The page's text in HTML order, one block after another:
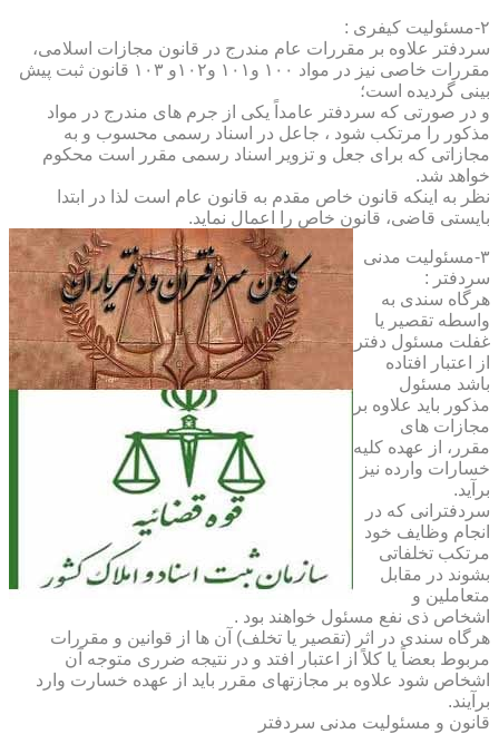
۲-مسئولیت کیفری :
سردفتر علاوه بر مقررات عام مندرج در قانون مجازات اسلامی،
مقررات خاصی نیز در مواد ۱۰۰ و۱۰۱ و۱۰۲و ۱۰۳ قانون ثبت پیش
بینی گردیده است؛
و در صورتی که سردفتر عامداً یکی از جرم های مندرج در مواد
مذکور را مرتکب شود ، جاعل در اسناد رسمی محسوب و به
مجازاتی که برای جعل و تزویر اسناد رسمی مقرر است محکوم
خواهد شد.
نظر به اینکه قانون خاص مقدم به قانون عام است لذا در ابتدا
بایستی قاضی، قانون خاص را اعمال نماید.
۳-مسئولیت مدنی
سردفتر :
هرگاه سندی به
واسطه تقصیر یا
غفلت مسئول دفتر
از اعتبار افتاده
باشد مسئول
مذکور باید علاوه بر
مجازات های
مقرر، از عهده کلیه
خسارات وارده نیز
برآید.
سردفترانی که در
انجام وظایف خود
مرتکب تخلفاتی
بشوند در مقابل
متعاملین و
اشخاص ذی نفع مسئول خواهند بود .
هرگاه سندی در اثر (تقصیر یا تخلف) آن ها از قوانین و مقررات
مربوط بعضاً یا کلاً از اعتبار افتد و در نتیجه ضرری متوجه آن
اشخاص شود علاوه بر مجازتهای مقرر باید از عهده خسارت وارد
برآیند.
قانون و مسئولیت مدنی سردفتر